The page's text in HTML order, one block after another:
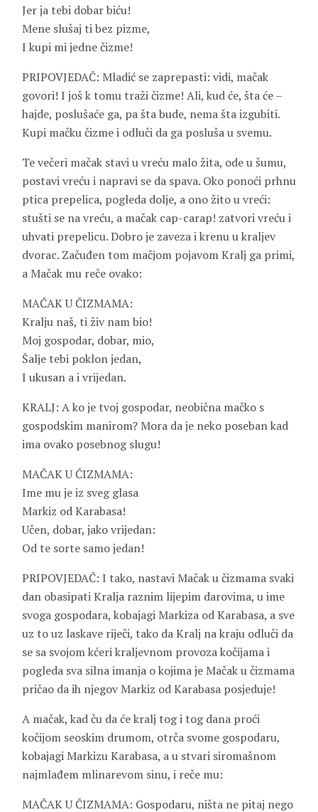
Jer ja tebi dobar biću!
Mene slušaj ti bez pizme,
I kupi mi jedne čizme!
PRIPOVJEDAČ: Mladić se zaprepasti: vidi, mačak
govori! I još k tomu traži čizme! Ali, kud će, šta će –
hajde, poslušaće ga, pa šta bude, nema šta izgubiti.
Kupi mačku čizme i odluči da ga posluša u svemu.
Te večeri mačak stavi u vreću malo žita, ode u šumu,
postavi vreću i napravi se da spava. Oko ponoći prhnu
ptica prepelica, pogleda dolje, a ono žito u vreći:
stušti se na vreću, a mačak cap-carap! zatvori vreću i
uhvati prepelicu. Dobro je zaveza i krenu u kraljev
dvorac. Začuđen tom mačjom pojavom Kralj ga primi,
a Mačak mu reče ovako:
MAČAK U ČIZMAMA:
Kralju naš, ti živ nam bio!
Moj gospodar, dobar, mio,
Šalje tebi poklon jedan,
I ukusan a i vrijedan.
KRALJ: A ko je tvoj gospodar, neobična mačko s
gospodskim manirom? Mora da je neko poseban kad
ima ovako posebnog slugu!
MAČAK U ČIZMAMA:
Ime mu je iz sveg glasa
Markiz od Karabasa!
Učen, dobar, jako vrijedan:
Od te sorte samo jedan!
PRIPOVJEDAČ: I tako, nastavi Mačak u čizmama svaki
dan obasipati Kralja raznim lijepim darovima, u ime
svoga gospodara, kobajagi Markiza od Karabasa, a sve
uz to uz laskave riječi, tako da Kralj na kraju odluči da
se sa svojom kćeri kraljevnom provoza kočijama i
pogleda sva silna imanja o kojima je Mačak u čizmama
pričao da ih njegov Markiz od Karabasa posjeduje!
A mačak, kad ču da će kralj tog i tog dana proći
kočijom seoskim drumom, otrča svome gospodaru,
kobajagi Markizu Karabasa, a u stvari siromašnom
najmlađem mlinarevom sinu, i reče mu:
MAČAK U ČIZMAMA: Gospodaru, ništa ne pitaj nego